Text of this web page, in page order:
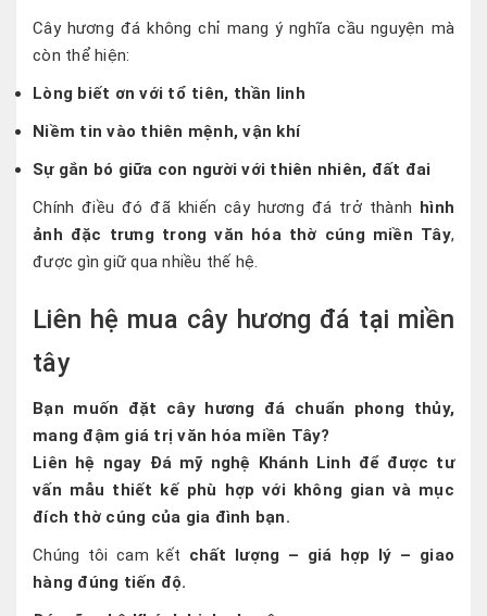
Cây hương đá không chỉ mang ý nghĩa cầu nguyện mà
còn thể hiện:
Lòng biết ơn với tổ tiên, thần linh
Niềm tin vào thiên mệnh, vận khí
Sự gắn bó giữa con người với thiên nhiên, đất đai
Chính điều đó đã khiến cây hương đá trở thành
hình
ảnh đặc trưng trong văn hóa thờ cúng miền Tây,
được gìn giữ qua nhiều thế hệ.
Liên hệ mua cây hương đá tại miền
tây
Bạn muốn đặt cây hương đá chuẩn phong thủy,
mang đậm giá trị văn hóa miền Tây?
Liên hệ ngay Đá mỹ nghệ Khánh Linh để được tư
vấn mẫu thiết kế phù hợp với không gian và mục
đích thờ cúng của gia đình bạn.
Chúng tôi cam kết chất lượng – giá hợp lý – giao
hàng đúng tiến độ.